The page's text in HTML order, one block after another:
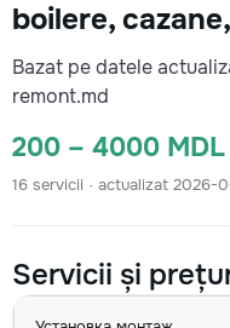
boilere,
Bazat pe datele
remont.md
200 – 4000
16 servicii · actualizat 2026-
Servicii și